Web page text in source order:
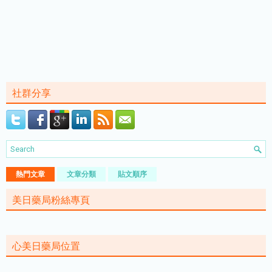
社群分享
熱門文章 文章分類 貼文順序
美日藥局粉絲專頁
心美日藥局位置